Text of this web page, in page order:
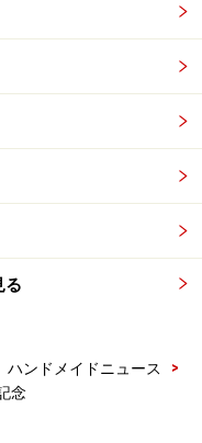
る
ハンドメイドニュース
>
念